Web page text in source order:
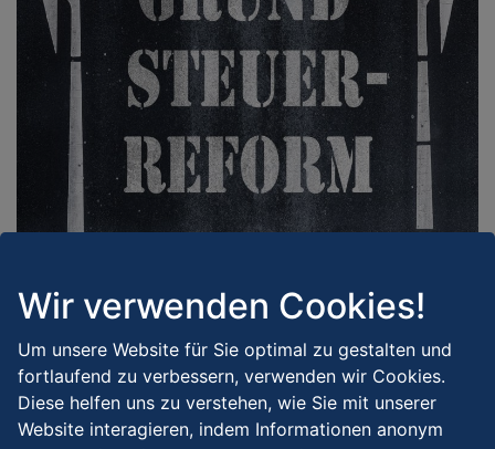
Aufforderung Abgabe der
Feststellungserklärung zum
Grundsteuerwert
Veröffentlicht am08.04.2022| vonRalf Klein
Wir verwenden Cookies!
Um unsere Website für Sie optimal zu gestalten und
fortlaufend zu verbessern, verwenden wir Cookies.
Diese helfen uns zu verstehen, wie Sie mit unserer
Website interagieren, indem Informationen anonym